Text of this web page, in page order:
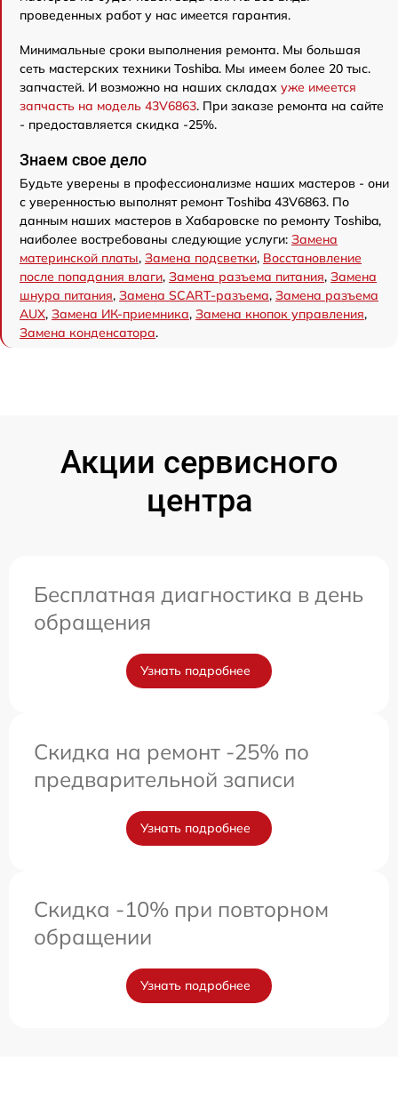
проведенных работ у нас имеется гарантия.
Минимальные сроки выполнения ремонта. Мы большая
сеть мастерских техники Toshiba. Мы имеем более 20 тыс.
запчастей. И возможно на наших складах уже имеется
запчасть на модель 43V6863. При заказе ремонта на сайте
- предоставляется скидка -25%.
Знаем свое дело
Будьте уверены в профессионализме наших мастеров - они
с уверенностью выполнят ремонт Toshiba 43V6863. По
данным наших мастеров в Хабаровске по ремонту Toshiba,
наиболее востребованы следующие услуги: Замена
материнской платы, Замена подсветки, Восстановление
после попадания влаги, Замена разъема питания, Замена
шнура питания, Замена SCART-разъема, Замена разъема
AUX, Замена ИК-приемника, Замена кнопок управления,
Замена конденсатора.
Акции сервисного
центра
Бесплатная диагностика в день
обращения
Узнать подробнее
Скидка на ремонт -25% по
предварительной записи
Узнать подробнее
Скидка -10% при повторном
обращении
Узнать подробнее